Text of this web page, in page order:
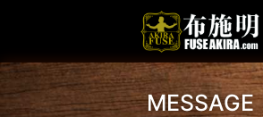
MESSAGE